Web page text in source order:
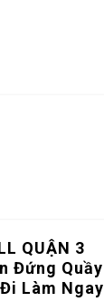
QUẬN 3
Đứng Quầy
Làm Ngay